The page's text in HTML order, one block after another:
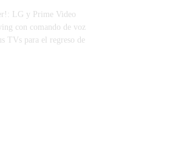
LG y Prime Video
con comando de voz
TVs para el regreso de